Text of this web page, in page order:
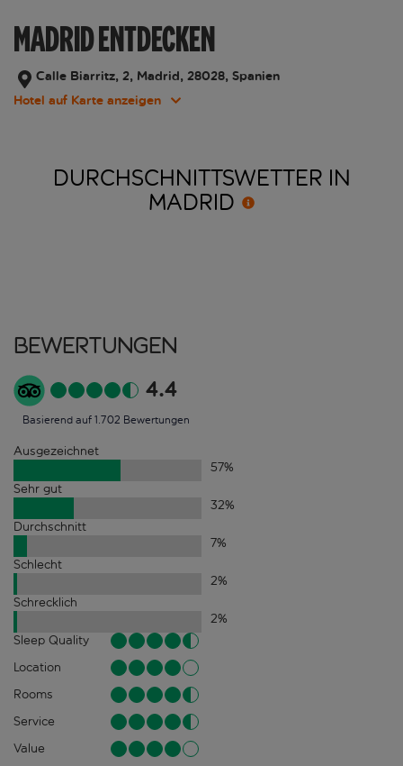
MADRID ENTDECKEN
Calle Biarritz, 2, Madrid, 28028, Spanien
Hotel auf Karte anzeigen
DURCHSCHNITTSWETTER IN
MADRID
Bewertungen
4.4
Basierend auf 1.702 Bewertungen
Ausgezeichnet
57%
Sehr gut
32%
Durchschnitt
7%
Schlecht
2%
Schrecklich
2%
Sleep Quality
Location
Rooms
Service
Value